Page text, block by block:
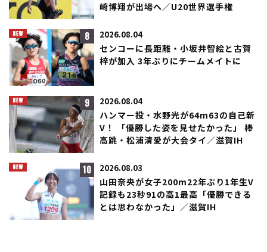
崎博翔が出場へ／U20世界選手権
8 2026.08.04
センコーに長距離・小坂井智絵と古賀
梓が加入 3年ぶりにチームメイトに
9 2026.08.04
ハンマー投・水野光が64m63の自己新
V！ 「優勝した姿を見せたかった」 棒
高跳・松浦清愛が大会タイ／滋賀IH
10 2026.08.03
山田奈央が女子200m22年ぶり1年生V
記録も23秒91の高1最高「優勝できる
とは思わなかった」／滋賀IH